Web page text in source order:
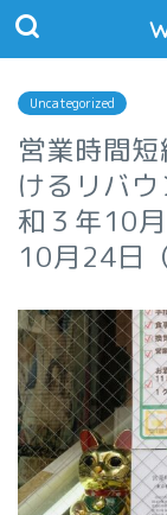
Uncategorized
営業時間
けるリバ
和３年10
10月24日